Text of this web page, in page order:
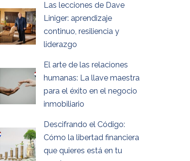
Las lecciones de Dave
Liniger: aprendizaje
continuo, resiliencia y
liderazgo
El arte de las relaciones
humanas: La llave maestra
para el éxito en el negocio
inmobiliario
Descifrando el Código:
Cómo la libertad financiera
que quieres está en tu